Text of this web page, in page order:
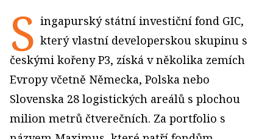
S ingapurský státní investiční fond GIC,
který vlastní developerskou skupinu s
českými kořeny P3, získá v několika zemích
Evropy včetně Německa, Polska nebo
Slovenska 28 logistických areálů s plochou
milion metrů čtverečních. Za portfolio s